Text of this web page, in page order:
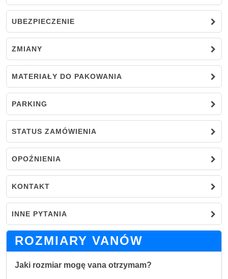
UBEZPIECZENIE
ZMIANY
MATERIAŁY DO PAKOWANIA
PARKING
STATUS ZAMÓWIENIA
OPOŹNIENIA
KONTAKT
INNE PYTANIA
ROZMIARY VANÓW
Jaki rozmiar mogę vana otrzymam?